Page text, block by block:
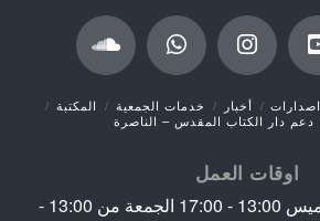
اصدارات أخبار خدمات الجمعية
المكتبة
دعم دار الكتاب المقدس – الناصرة
اوقات العمل
ايام الاثنين حتى الخميس 13:00 - 17:00 الجمعة من 13:00 -